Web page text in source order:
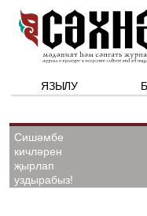
ЯЗЫЛУ
Сишәмбе
кичләрен
җырлап
уздырабыз!